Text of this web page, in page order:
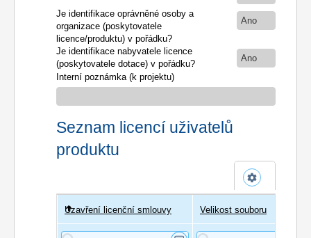
Je identifikace oprávněné osoby a
organizace (poskytovatele
licence/produktu) v pořádku?
Ano
Je identifikace nabyvatele licence
(poskytovatele dotace) v pořádku?
Ano
Interní poznámka (k projektu)
Seznam licencí uživatelů
produktu
Uživatel
Uzavření licenční smlouvy Velikost souboru